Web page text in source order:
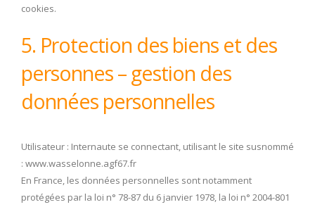
cookies.
5. Protection des biens et des
personnes – gestion des
données personnelles
Utilisateur : Internaute se connectant, utilisant le site susnommé
: www.wasselonne.agf67.fr
En France, les données personnelles sont notamment
protégées par la loi n° 78-87 du 6 janvier 1978, la loi n° 2004-801